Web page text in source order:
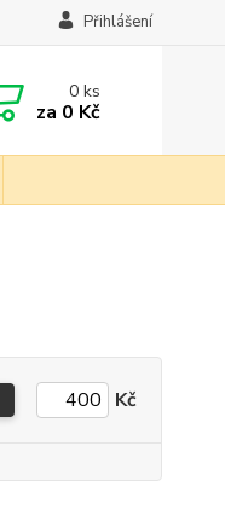
Přihlášení
0ks
za 0 Kč
Kč